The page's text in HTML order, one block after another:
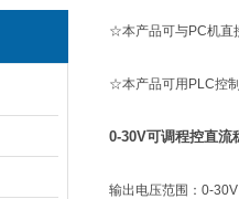
☆本产品可与PC机直
☆本产品可用PLC控
0-30V可调程控直流
输出电压范围：0-